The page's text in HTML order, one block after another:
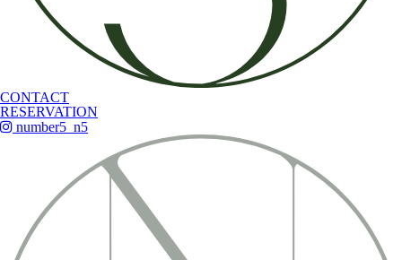
CONTACT
RESERVATION
number5_n5